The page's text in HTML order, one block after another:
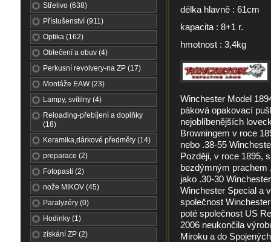
Střelivo (638)
Příslušenství (911)
Optika (162)
Oblečení a obuv (4)
Perkusní revolvery-na ZP (17)
Montáže EAW (23)
Lampy, svítilny (4)
Reloading-přebíjení a doplňky
(18)
Keramika,dárkové předměty (14)
preparace (2)
Fotopasti (2)
nože MIKOV (45)
Paralyzéry (0)
Hodinky (1)
získání ZP (2)
délka hlavně : 61cm
kapacita : 8+1 r.
hmotnost : 3,4kg
Winchester Model
páková opakovací
nejoblíbenějších
Browningem v roce
nebo .38-55
Později, v roce 1895,
bezdýmným prachem
jako .30-30
Winchester Special a
společnost
poté společnost US
2006 neukončila
Miroku a do